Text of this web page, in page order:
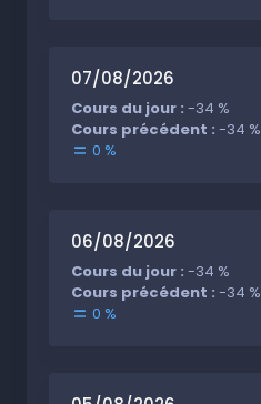
07/08/2026
Cours du jour : -34 %
Cours précédent : -34 %
0 %
06/08/2026
Cours du jour : -34 %
Cours précédent : -34 %
0 %